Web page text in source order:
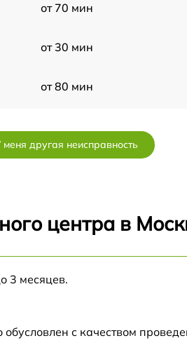
от 70 мин
от 30 мин
от 80 мин
от 120 мин
меня другая неисправность
центра в
3 месяцев.
с качеством